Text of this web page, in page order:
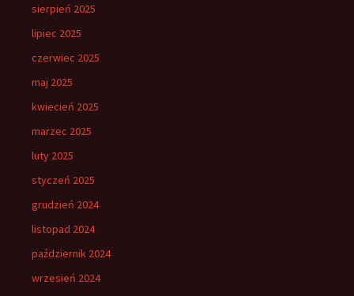
sierpień 2025
lipiec 2025
czerwiec 2025
maj 2025
kwiecień 2025
marzec 2025
luty 2025
styczeń 2025
grudzień 2024
listopad 2024
październik 2024
wrzesień 2024